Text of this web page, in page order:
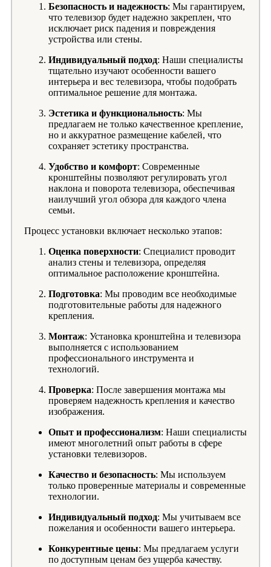
Безопасность и надежность: Мы гарантируем,
что телевизор будет надежно закреплен, что
исключает риск падения и повреждения
устройства или стены.
Индивидуальный подход: Наши специалисты
тщательно изучают особенности вашего
интерьера и вес телевизора, чтобы подобрать
оптимальное решение для монтажа.
Эстетика и функциональность: Мы
предлагаем не только качественное крепление,
но и аккуратное размещение кабелей, что
сохраняет эстетику пространства.
Удобство и комфорт: Современные
кронштейны позволяют регулировать угол
наклона и поворота телевизора, обеспечивая
наилучший угол обзора для каждого члена
семьи.
Процесс установки включает несколько этапов:
Оценка поверхности: Специалист проводит
анализ стены и телевизора, определяя
оптимальное расположение кронштейна.
Подготовка: Мы проводим все необходимые
подготовительные работы для надежного
крепления.
Монтаж: Установка кронштейна и телевизора
выполняется с использованием
профессионального инструмента и
технологий.
Проверка: После завершения монтажа мы
проверяем надежность крепления и качество
изображения.
Опыт и профессионализм: Наши специалисты
имеют многолетний опыт работы в сфере
установки телевизоров.
Качество и безопасность: Мы используем
только проверенные материалы и современные
технологии.
Индивидуальный подход: Мы учитываем все
пожелания и особенности вашего интерьера.
Конкурентные цены: Мы предлагаем услуги
по доступным ценам без ущерба качеству.